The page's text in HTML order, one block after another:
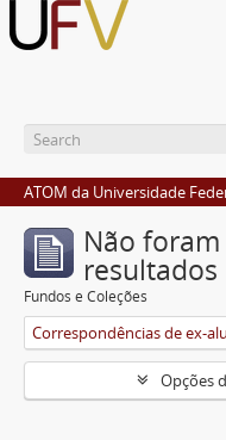
ATOM da Universidade
Não
resultados
Fundos e Coleções
Correspondências de ex-
Opções